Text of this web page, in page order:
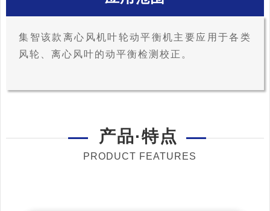
集智该款离心风机叶轮动平衡机主要应用于各类
风轮、离心风叶的动平衡检测校正。
产品·特点
PRODUCT FEATURES